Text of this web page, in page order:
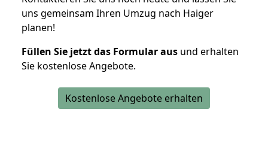
uns gemeinsam Ihren Umzug nach Haiger
planen!
Füllen Sie jetzt das Formular aus und erhalten
Sie kostenlose Angebote.
Kostenlose Angebote erhalten